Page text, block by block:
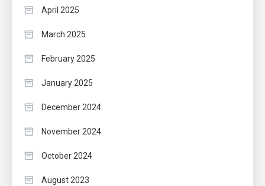
April 2025
March 2025
February 2025
January 2025
December 2024
November 2024
October 2024
August 2023